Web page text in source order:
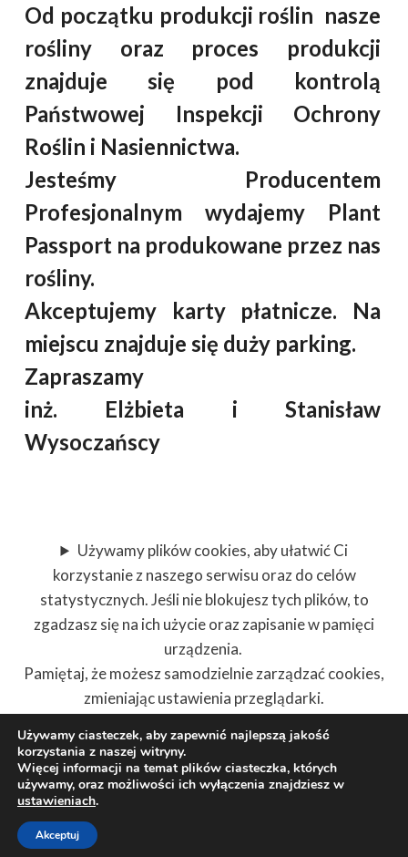
Od początku produkcji roślin nasze
rośliny oraz proces produkcji
znajduje się pod kontrolą
Państwowej Inspekcji Ochrony
Roślin i Nasiennictwa.
Jesteśmy Producentem
Profesjonalnym wydajemy Plant
Passport na produkowane przez nas
rośliny.
Akceptujemy karty płatnicze. Na
miejscu znajduje się duży parking.
Zapraszamy
inż. Elżbieta i Stanisław
Wysoczańscy
Używamy plików cookies, aby ułatwić Ci
korzystanie z naszego serwisu oraz do celów
statystycznych. Jeśli nie blokujesz tych plików, to
zgadzasz się na ich użycie oraz zapisanie w pamięci
urządzenia.
Pamiętaj, że możesz samodzielnie zarządzać cookies,
zmieniając ustawienia przeglądarki.
© 2026 Wysoczańscy Szkółka roślin ozdobnych
Motyw WordPress, autor:
Używamy ciasteczek, aby zapewnić najlepszą jakość
korzystania z naszej witryny.
Więcej informacji na temat plików ciasteczka, których
używamy, oraz możliwości ich wyłączenia znajdziesz w
ustawieniach.
Akceptuj